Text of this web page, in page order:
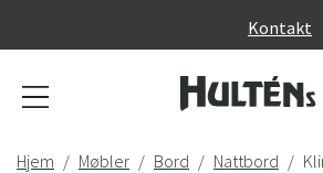
Kontakt
Hjem Møbler Bord Nattbord